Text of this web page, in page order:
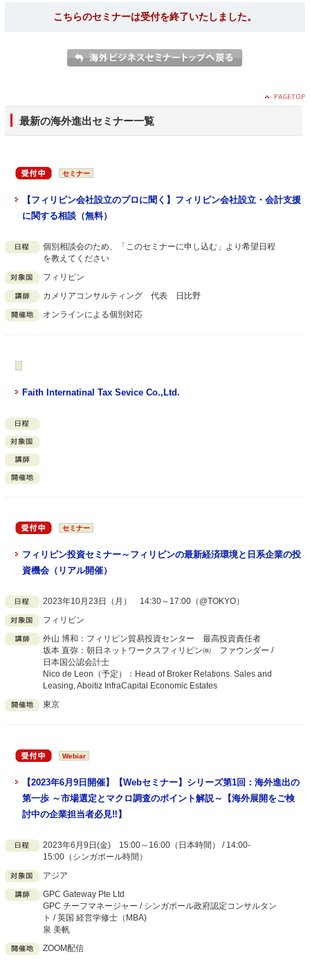
こちらのセミナーは受付を終了いたしました。
最新の海外進出セミナー一覧
セミナー
【フィリピン会社設立のプロに聞く】フィリピン会社設立・会計支援
に関する相談（無料）
個別相談会のため、「このセミナーに申し込む」より希望日程
を教えてください
フィリピン
カメリアコンサルティング 代表 日比野
オンラインによる個別対応
Faith Internatinal Tax Sevice Co.,Ltd.
セミナー
フィリピン投資セミナー～フィリピンの最新経済環境と日系企業の投
資機会（リアル開催）
2023年10月23日（月） 14:30～17:00（@TOKYO）
フィリピン
外山 博和：フィリピン貿易投資センター 最高投資責任者
坂本 直弥：朝日ネットワークスフィリピン㈱ ファウンダー /
日本国公認会計士
Nico de Leon（予定）：Head of Broker Relations. Sales and
Leasing, Aboitiz InfraCapital Economic Estates
東京
Webiar
【2023年6月9日開催】【Webセミナー】シリーズ第1回：海外進出の
第一歩 ～市場選定とマクロ調査のポイント解説～【海外展開をご検
討中の企業担当者必見‼】
2023年6月9日(金) 15:00～16:00（日本時間） / 14:00-
15:00（シンガポール時間）
アジア
GPC Gateway Pte Ltd
GPC チーフマネージャー / シンガポール政府認定コンサルタン
ト / 英国 経営学修士（MBA)
泉 美帆
ZOOM配信